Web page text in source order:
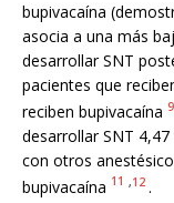
bupivacaína
asocia a una más
desarrollar SNT
pacientes que
reciben bupivacaína 9
desarrollar SNT
con otros
bupivacaína 11 ,12 .